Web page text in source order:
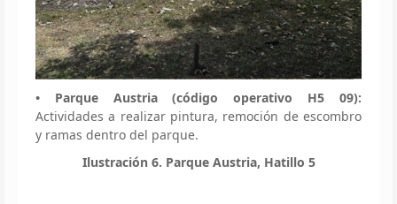
• Parque Austria (código operativo H5 09):
Actividades a realizar pintura, remoción de escombro
y ramas dentro del parque.
Ilustración 6. Parque Austria, Hatillo 5